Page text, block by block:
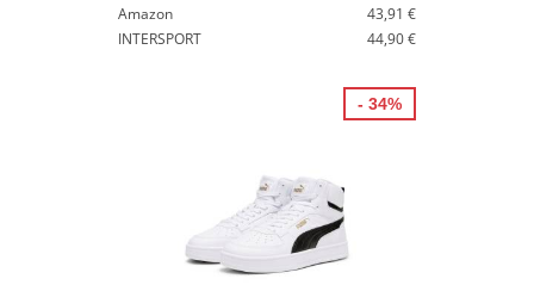
Amazon
43,91 €
INTERSPORT
44,90 €
- 34%